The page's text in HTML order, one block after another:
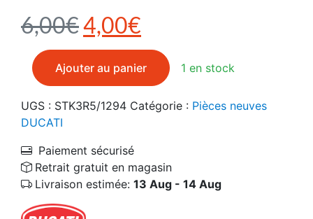
6,00€Le prix initial était :
4,00€
1 en stock
quantité de 81414592A Support neuf DUCATI
Ajouter au panier
UGS : STK3R5/1294 Catégorie : Pièces neuves
DUCATI
Paiement sécurisé
Retrait gratuit en magasin
Livraison estimée: 13 Aug - 14 Aug